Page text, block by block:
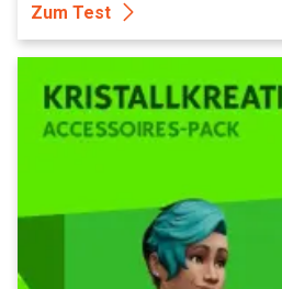
Zum Test